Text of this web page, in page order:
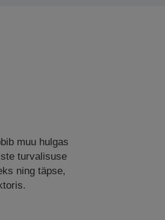
muu hulgas
turvalisuse
ning täpse,